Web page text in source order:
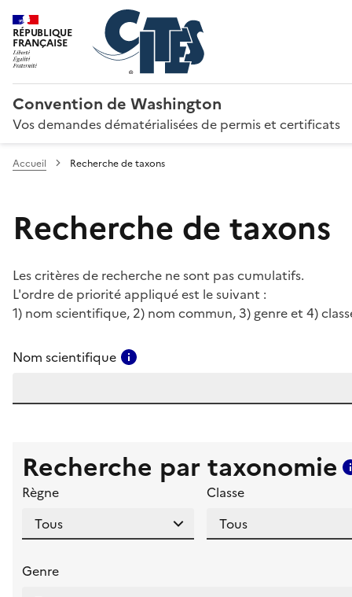
RÉPUBLIQUE
FRANÇAISE
Convention de Washington
Vos demandes dématérialisées de permis et certificats
Accueil Recherche de taxons
Recherche de taxons
Les critères de recherche ne sont pas cumulatifs.
L'ordre de priorité appliqué est le suivant :
1) nom scientifique, 2) nom commun, 3) genre et 4)
Nom scientifique
Recherche par taxonomie
Règne Classe
Genre